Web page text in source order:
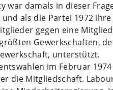
war damals in dieser
und als die Partei 1972
gegen eine
Gewerkschaften,
unterstützt.
im Februar
die Mitgliedschaft.